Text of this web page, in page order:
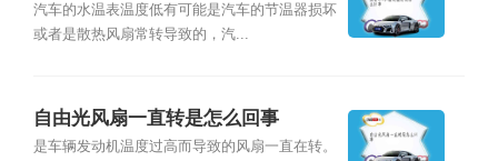
汽车的水温表温度低有可能是汽车的节温器损坏
或者是散热风扇常转导致的，汽...
自由光风扇一直转是怎么回事
是车辆发动机温度过高而导致的风扇一直在转。